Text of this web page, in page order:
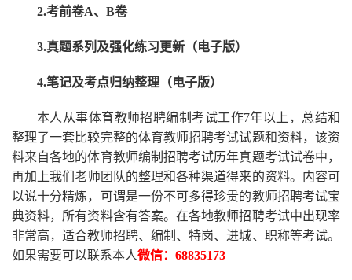
2.考前卷A、B卷
3.真题系列及强化练习更新（电子版）
4.笔记及考点归纳整理（电子版）
本人从事体育教师招聘编制考试工作7年以上，总结和
整理了一套比较完整的体育教师招聘考试试题和资料，该资
料来自各地的体育教师编制招聘考试历年真题考试试卷中，
再加上我们老师 团队的整理和各种渠道得来的资料。内容可
以说十分精炼，可谓是一份不可多得珍贵的教师招聘考试宝
典资料，所有资料含有答案。在各地教师招聘考试中出现率
非常高，适合教师招聘、编制、特岗、进城、职称等考试。
如果需要可以联系本人微信： 68835173